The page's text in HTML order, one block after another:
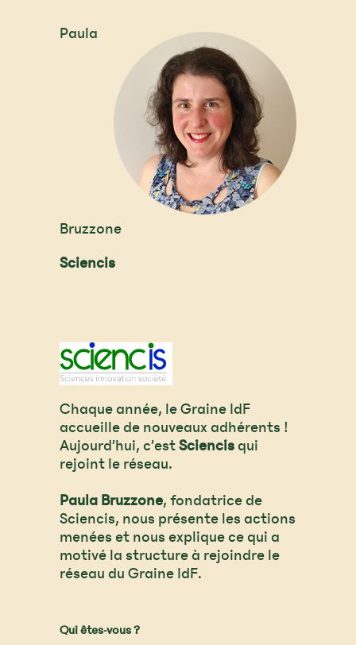
Paula
Bruzzone
Sciencis
Chaque année, le Graine IdF
accueille de nouveaux adhérents !
Aujourd’hui, c’estSciencisqui
rejoint le réseau.
Paula Bruzzone, fondatrice de
Sciencis, nous présente les actions
menées et nous explique ce qui a
motivé la structure à rejoindre le
réseau du Graine IdF.
Qui êtes-vous ?